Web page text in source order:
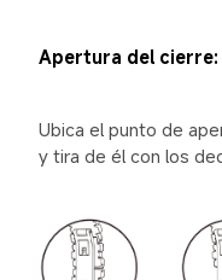
Apertura del cierre:
Ubica el punto de
y tira de él con los